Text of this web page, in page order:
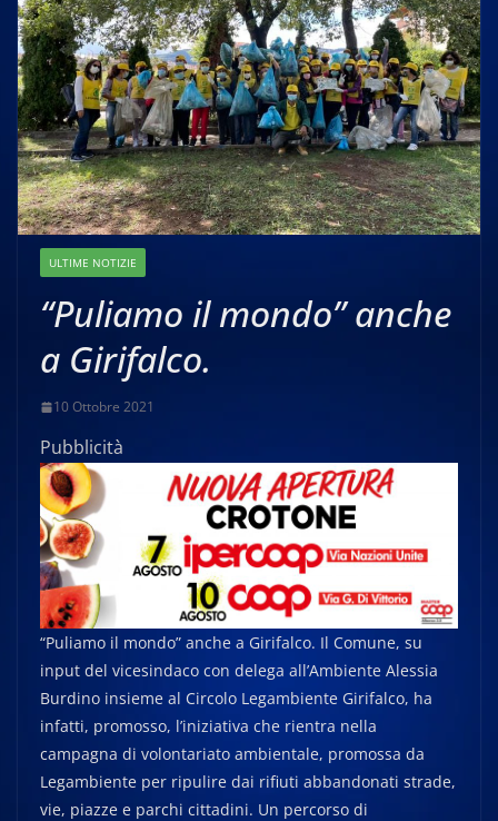
ULTIME NOTIZIE
“Puliamo il mondo” anche
a Girifalco.
10 Ottobre 2021
Pubblicità
“Puliamo il mondo” anche a Girifalco. Il Comune, su
input del vicesindaco con delega all’Ambiente Alessia
Burdino insieme al Circolo Legambiente Girifalco, ha
infatti, promosso, l’iniziativa che rientra nella
campagna di volontariato ambientale, promossa da
Legambiente per ripulire dai rifiuti abbandonati strade,
vie, piazze e parchi cittadini. Un percorso di